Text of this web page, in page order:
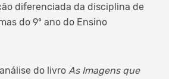
diferenciada da disciplina de
do 9º ano do Ensino
do livro As Imagens que